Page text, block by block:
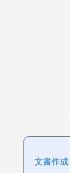
文書作成